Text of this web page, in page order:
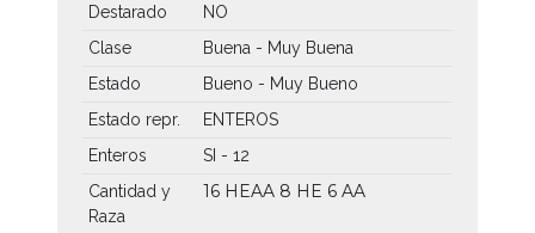
Destarado
NO
Clase
Buena - Muy Buena
Estado
Bueno - Muy Bueno
Estado repr.
ENTEROS
Enteros
SI - 12
Cantidad y
Raza
16 HEAA 8 HE 6 AA